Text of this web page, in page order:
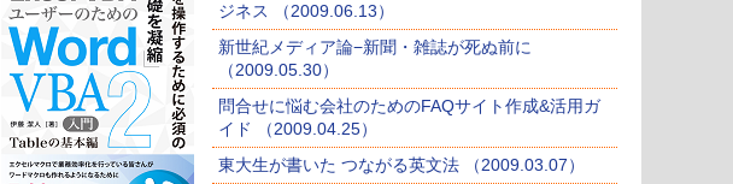
ジネス （2009.06.13）
新世紀メディア論−新聞・雑誌が死ぬ前に
（2009.05.30）
問合せに悩む会社のためのFAQサイト作成&活用ガ
イド （2009.04.25）
東大生が書いた つながる英文法 （2009.03.07）